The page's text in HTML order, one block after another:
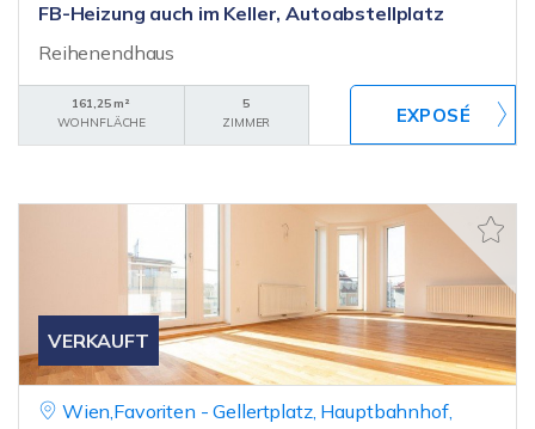
FB-Heizung auch im Keller, Autoabstellplatz
Reihenendhaus
161,25 m²
WOHNFLÄCHE
5
ZIMMER
VERKAUFT
Wien,Favoriten - Gellertplatz, Hauptbahnhof,